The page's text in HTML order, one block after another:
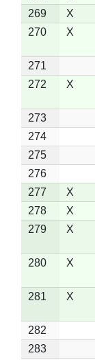
269
X
270
X
271
272
X
273
274
275
276
277
X
278
X
279
X
280 X
281 X
282
283